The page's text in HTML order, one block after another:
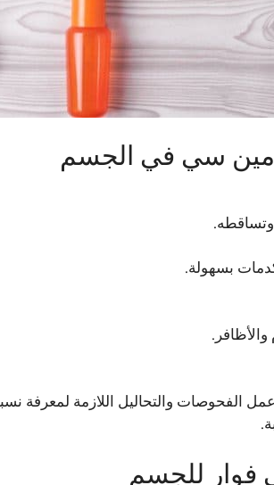
سي في الجسم
بسهولة.
الفحوصات والتحاليل اللازمة لمعرفة
فوار للجسم